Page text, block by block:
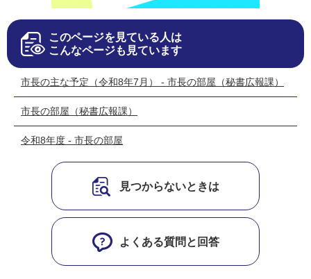
このページを見ている人は
こんなページも見ています
市長の主な予定（令和8年7月） - 市長の部屋（秘書広報課）
市長の部屋（秘書広報課）
令和8年度 - 市長の部屋
見つからないときは
よくある質問と回答